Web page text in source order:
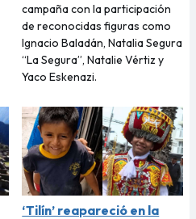
campaña con la participación
de reconocidas figuras como
Ignacio Baladán, Natalia Segura
“La Segura”, Natalie Vértiz y
Yaco Eskenazi.
‘Tilín’ reapareció en la